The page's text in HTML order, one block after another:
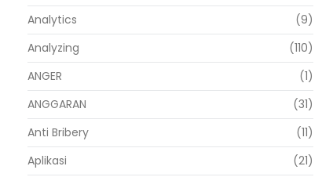
Analytics
(9)
Analyzing
(110)
ANGER
(1)
ANGGARAN
(31)
Anti Bribery
(11)
Aplikasi
(21)